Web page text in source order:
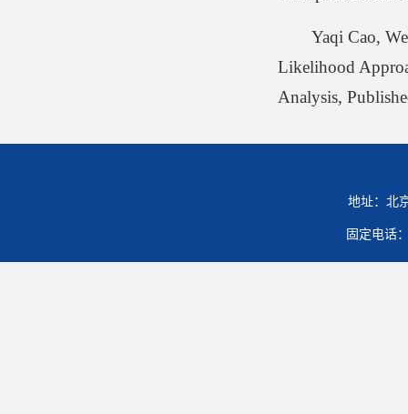
Yaqi Cao,
Likelihood
Analysis,
地址：北
固定电话